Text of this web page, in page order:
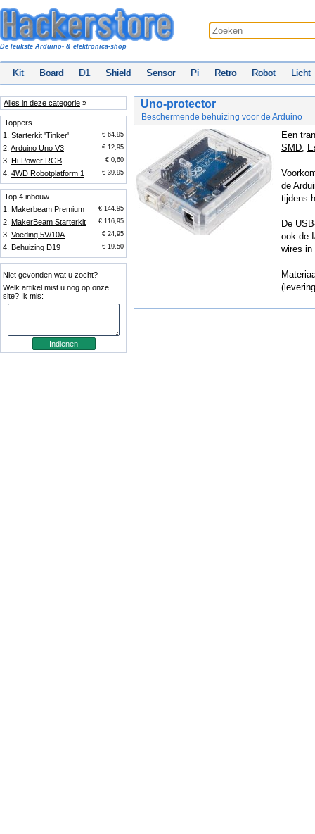
De leukste Arduino- & elektronica-shop
Kit Board D1 Shield Sensor Pi Retro Robot Licht
Alles in deze categorie »
Toppers
1. Starterkit 'Tinker' € 64,95
2. Arduino Uno V3 € 12,95
3. Hi-Power RGB € 0,60
4. 4WD Robotplatform 1 € 39,95
Top 4 inbouw
1. Makerbeam Premium € 144,95
2. MakerBeam Starterkit € 116,95
3. Voeding 5V/10A € 24,95
4. Behuizing D19 € 19,50
Niet gevonden wat u zocht?
Welk artikel mist u nog op onze
site? Ik mis:
Uno-protector
Beschermende behuizing voor de Arduino
Een
SMD,
de
tijdens
De
ook de
wires